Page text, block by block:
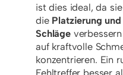
ist dies ideal, da
die Platzierung
Schläge
auf kraftvolle
konzentrieren. Ein
Fehltreffer besser